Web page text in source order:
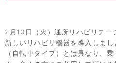
2月10日（火）通所リハビリテー
新しいリハビリ機器を導入しま
（自転車タイプ）とは異なり、